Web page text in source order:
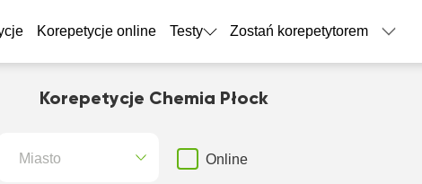
Korepetycje online Testy Zostań korepetytorem
Korepetycje Chemia Płock
Miasto Online